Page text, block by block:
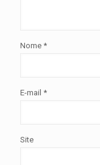
Nome *
E-mail *
Site